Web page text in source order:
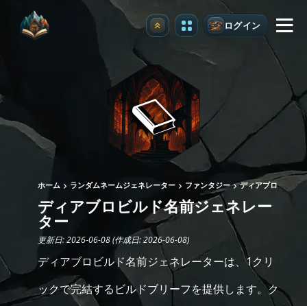
アップグレード ログイン
ホーム ランダムネームジェネレーター ファンタジー ディアブロ
ディアブロビルド名前ジェネレー
ター
更新日: 2026-06-08 (作成日: 2026-06-08)
ディアブロビルド名前ジェネレーターは、1クリ
ックで完結するビルドブリーフを提供します。ク